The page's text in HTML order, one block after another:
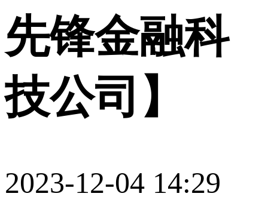
先锋金融科
技公司】
2023-12-04 14:29